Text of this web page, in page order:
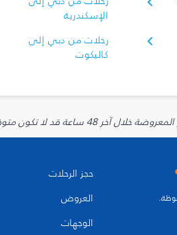
الإسكندرية
رحلات من دبي إلى
كاليكوت
يتم تطبيق رسوم إضافية على الإضافات الاختيارية.
حجز الرحلات
العروض
الوجهات